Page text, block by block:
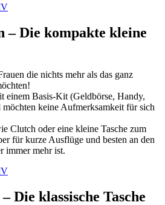
– Die kompakte kleine
die nichts mehr als das ganz
einem Basis-Kit (Geldbörse, Handy,
keine Aufmerksamkeit für sich
Clutch oder eine kleine Tasche zum
für kurze Ausflüge und besten an den
immer mehr ist.
– Die klassische Tasche